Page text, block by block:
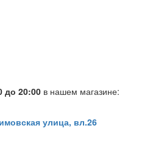
до 20:00 в нашем магазине:
улица, вл.26